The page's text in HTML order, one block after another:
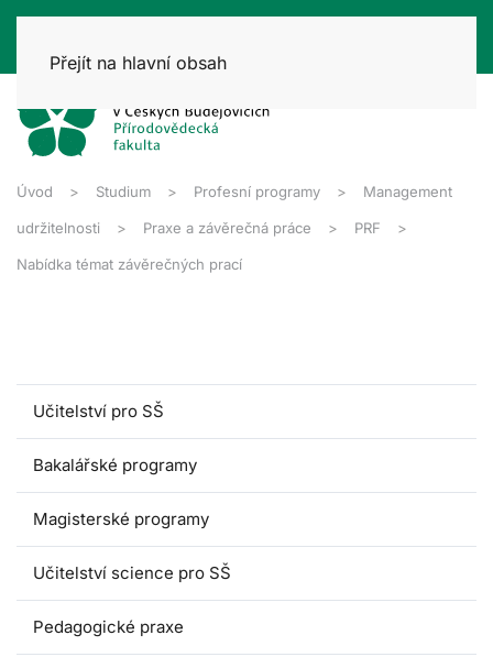
Přejít na hlavní obsah
Úvod Studium Profesní programy Management
udržitelnosti Praxe a závěrečná práce PRF
Nabídka témat závěrečných prací
Učitelství pro SŠ
Bakalářské programy
Magisterské programy
Učitelství science pro SŠ
Pedagogické praxe